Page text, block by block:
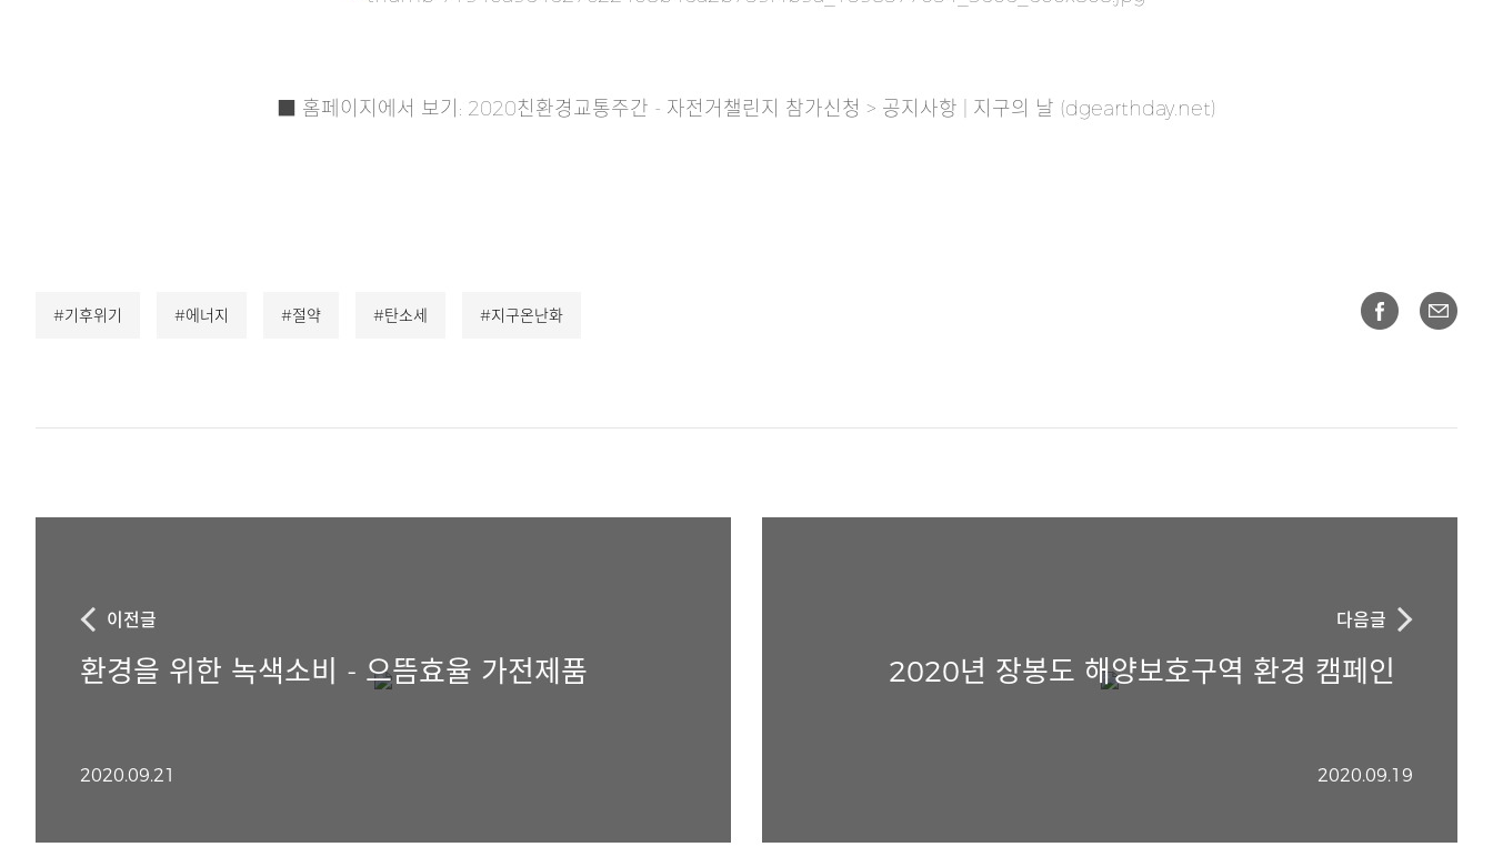
■ 홈페이지에서 보기: 2020친환경교통주간 - 자전거챌린지 참가신청 > 공지사항 | 지구의 날 (dgearthday.net)
#기후위기 #에너지 #절약 #탄소세 #지구온난화
환경을 위한 녹색소비 - 으뜸효율 가전제품
2020.09.21
2020년 장봉도 해양보호구역 환경 캠페인
2020.09.19
이전글 다음글